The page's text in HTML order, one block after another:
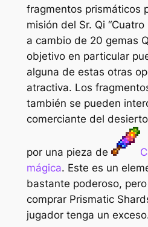
fragmentos prismáticos
misión del Sr. Qi “Cuatro
a cambio de 20 gemas
objetivo en particular
alguna de estas otras
atractiva. Los
también se pueden
comerciante del
por una pieza de
mágica. Este es un
bastante poderoso,
comprar Prismatic
jugador tenga un